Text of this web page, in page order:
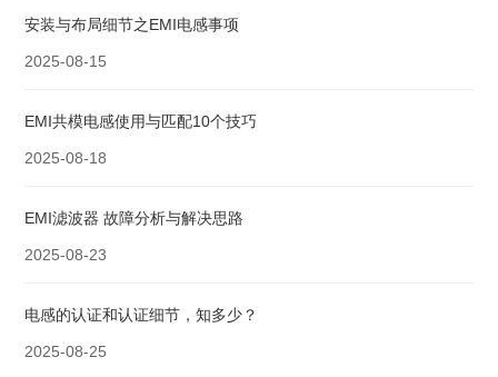
安装与布局细节​之EMI电感事项
2025-08-15
EMI共模电感使用与匹配10个技巧
2025-08-18
EMI滤波器 故障分析与解决思路
2025-08-23
电感的认证和认证细节，知多少？
2025-08-25